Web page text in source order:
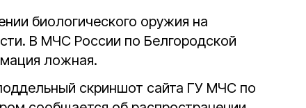
биологического оружия на
В МЧС России по Белгородской
ложная.
скриншот сайта ГУ МЧС по